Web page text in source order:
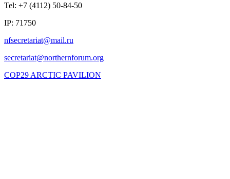
Tel: +7 (4112) 50-84-50
IP: 71750
COP29 ARCTIC PAVILION